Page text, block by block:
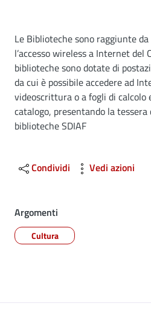
Dettagli
Le Biblioteche sono raggiunte
l’accesso wireless a Internet del
biblioteche sono dotate di
da cui è possibile accedere ad
videoscrittura o a fogli di calcolo
catalogo, presentando la
biblioteche SDIAF
Condividi Vedi azioni
Argomenti
Cultura